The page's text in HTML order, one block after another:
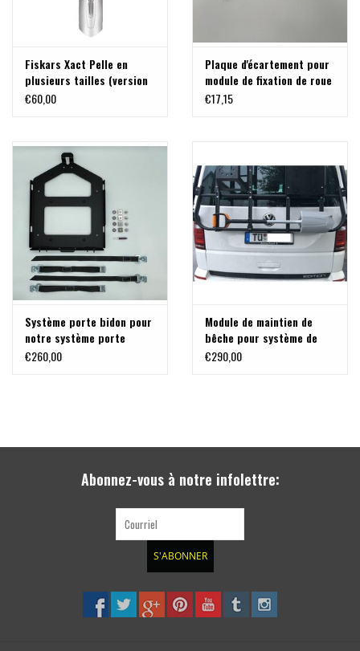
Fiskars Xact Pelle en
plusieurs tailles (version
noir et poli)
€60,00
Plaque d'écartement pour
module de fixation de roue
de secours, pour jantes à
€17,15
Système porte bidon pour
notre système porte
charge modulable pour VW
€260,00
Module de maintien de
bêche pour système de
porte bagage arrière,
€290,00
Abonnez-vous à notre infolettre:
S'ABONNER